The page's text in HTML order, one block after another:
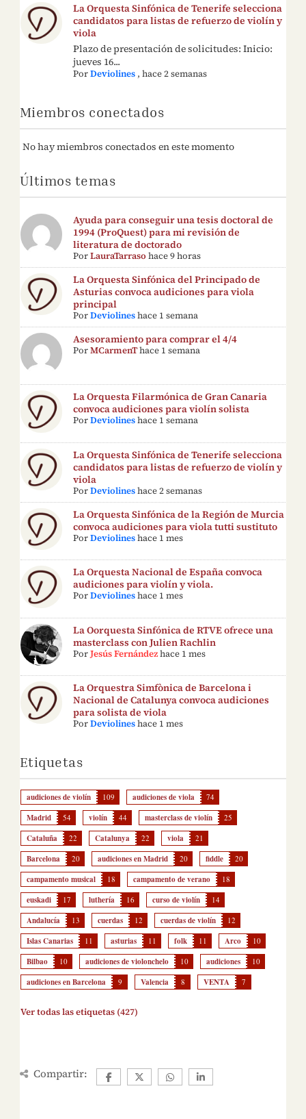
La Orquesta Sinfónica de Tenerife selecciona
candidatos para listas de refuerzo de violín y
viola
Plazo de presentación de solicitudes: Inicio:
jueves 16...
PorDeviolines ,hace 2 semanas
Miembros conectados
No hay miembros conectados en este momento
Últimos temas
Ayuda para conseguir una tesis doctoral de
1994 (ProQuest) para mi revisión de
literatura de doctorado
PorLauraTarraso hace 9 horas
La Orquesta Sinfónica del Principado de
Asturias convoca audiciones para viola
principal
PorDeviolines hace 1 semana
Asesoramiento para comprar el 4/4
PorMCarmenThace 1 semana
La Orquesta Filarmónica de Gran Canaria
convoca audiciones para violín solista
PorDeviolines hace 1 semana
La Orquesta Sinfónica de Tenerife selecciona
candidatos para listas de refuerzo de violín y
viola
PorDeviolines hace 2 semanas
La Orquesta Sinfónica de la Región de Murcia
convoca audiciones para viola tutti sustituto
PorDeviolines hace 1 mes
La Orquesta Nacional de España convoca
audiciones para violín y viola.
PorDeviolines hace 1 mes
La Oorquesta Sinfónica de RTVE ofrece una
masterclass con Julien Rachlin
PorJesús Fernández hace 1 mes
La Orquestra Simfònica de Barcelona i
Nacional de Catalunya convoca audiciones
para solista de viola
PorDeviolines hace 1 mes
Etiquetas
audiciones de violín 109 audiciones de viola 74
Madrid 54 violín 44 masterclass de violín 25
Cataluña 22 Catalunya 22 viola 21
Barcelona 20 audiciones en Madrid 20 fiddle 20
campamento musical 18 campamento de verano 18
euskadi 17 luthería 16 curso de violín 14
Andalucía 13 cuerdas 12 cuerdas de violín 12
Islas Canarias 11 asturias 11 folk 11 Arco 10
Bilbao 10 audiciones de violonchelo 10 audiciones 10
audiciones en Barcelona 9 Valencia 8 VENTA 7
Ver todas las etiquetas (427)
Compartir: